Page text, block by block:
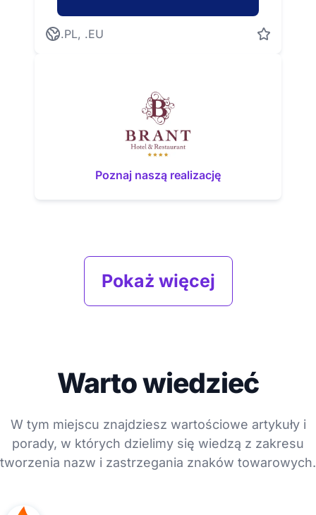
.PL, .EU
Poznaj naszą realizację
Pokaż więcej
Warto wiedzieć
W tym miejscu znajdziesz wartościowe artykuły i
porady, w których dzielimy się wiedzą z zakresu
tworzenia nazw i zastrzegania znaków towarowych.